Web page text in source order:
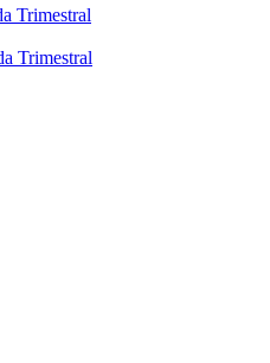
Trimestral
Trimestral